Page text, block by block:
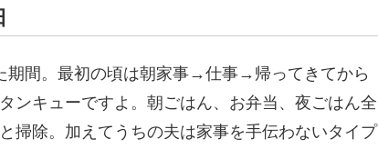
期間。最初の頃は朝家事→仕事→帰ってきてから
ンキューですよ。朝ごはん、お弁当、夜ごはん全
掃除。加えてうちの夫は家事を手伝わないタイプ